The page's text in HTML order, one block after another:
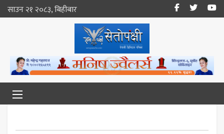
साउन २१ २०८३, बिहीबार